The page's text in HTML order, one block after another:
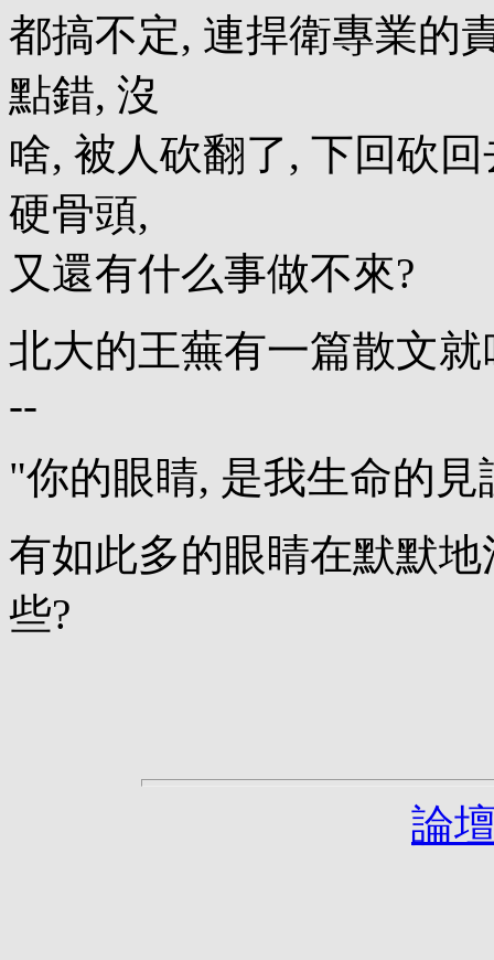
都搞不定, 連捍衛專業的
點錯, 沒
啥, 被人砍翻了, 下回砍
硬骨頭,
又還有什么事做不來?
北大的王蕪有一篇散文
--
"你的眼睛, 是我生命的見
有如此多的眼睛在默默
些?
論